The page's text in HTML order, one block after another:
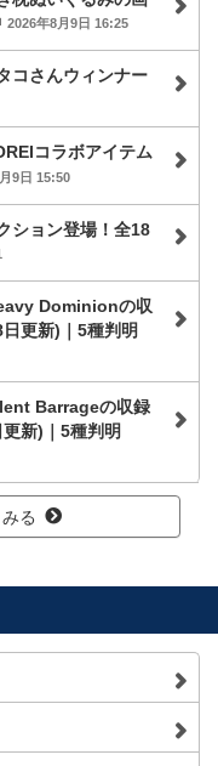
2026年8月9日 16:25
コさんウィンナー
コラボアイテム
9日 15:50
ション登場！全18
Dominionの収
更新)｜5種判明
Barrageの収録
新)｜5種判明
る